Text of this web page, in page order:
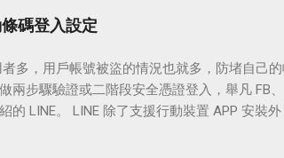
碼登入設定
者多，用戶帳號被盜的情況也就多，防堵自己
兩步驟驗證或二階段安全憑證登入，舉凡 FB
的 LINE。 LINE 除了支援行動裝置 APP 安裝
借用電腦時相當方便，也可免去電腦中毒或被